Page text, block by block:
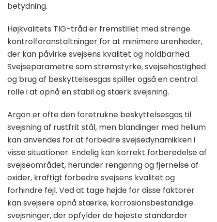
betydning.
Højkvalitets TIG-tråd er fremstillet med strenge
kontrolforanstaltninger for at minimere urenheder,
der kan påvirke svejsens kvalitet og holdbarhed.
Svejseparametre som strømstyrke, svejsehastighed
og brug af beskyttelsesgas spiller også en central
rolle i at opnå en stabil og stærk svejsning.
Argon er ofte den foretrukne beskyttelsesgas til
svejsning af rustfrit stål, men blandinger med helium
kan anvendes for at forbedre svejsedynamikken i
visse situationer. Endelig kan korrekt forberedelse af
svejseområdet, herunder rengøring og fjernelse af
oxider, kraftigt forbedre svejsens kvalitet og
forhindre fejl. Ved at tage højde for disse faktorer
kan svejsere opnå stærke, korrosionsbestandige
svejsninger, der opfylder de højeste standarder